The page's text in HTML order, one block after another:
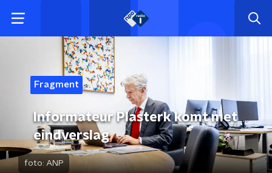
Fragment
Informateur Plasterk komt met
eindverslag
foto: ANP